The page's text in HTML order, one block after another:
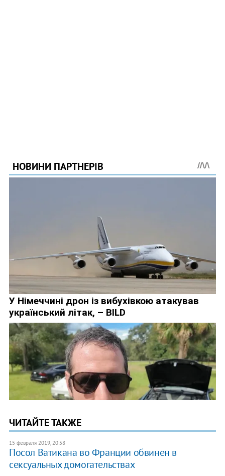
ЧИТАЙТЕ ТАКЖЕ
15 февраля 2019, 20:58
Посол Ватикана во Франции обвинен в
сексуальных домогательствах